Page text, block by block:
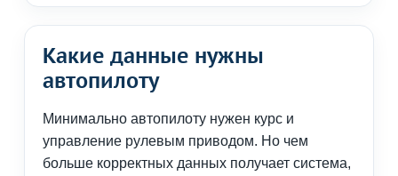
Какие данные нужны
автопилоту
Минимально автопилоту нужен курс и
управление рулевым приводом. Но чем
больше корректных данных получает система,